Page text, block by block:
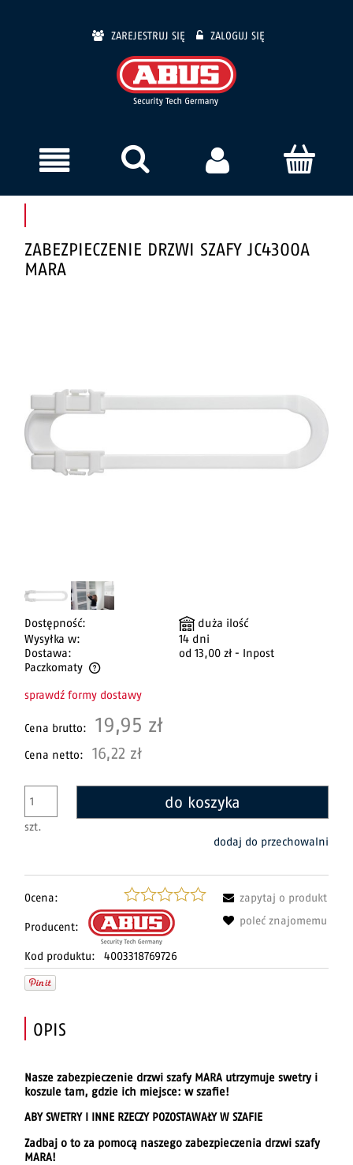
ZAREJESTRUJ SIĘ ZALOGUJ SIĘ
ZABEZPIECZENIE DRZWI SZAFY JC4300A
MARA
Dostępność:
duża ilość
Wysyłka w:
14 dni
Dostawa:
od 13,00 zł - Inpost
Paczkomaty
sprawdź formy dostawy
Cena brutto: 19,95 zł
Cena netto: 16,22 zł
szt.
do koszyka
dodaj do przechowalni
Ocena:
Producent:
Kod produktu: 4003318769726
zapytaj o produkt
poleć znajomemu
OPIS
Nasze zabezpieczenie drzwi szafy MARA utrzymuje swetry i
koszule tam, gdzie ich miejsce: w szafie!
ABY SWETRY I INNE RZECZY POZOSTAWAŁY W SZAFIE
Zadbaj o to za pomocą naszego zabezpieczenia drzwi szafy
MARA!